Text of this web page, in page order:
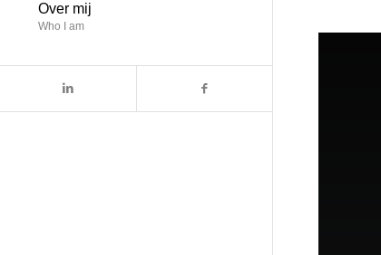
Over mij
Who I am